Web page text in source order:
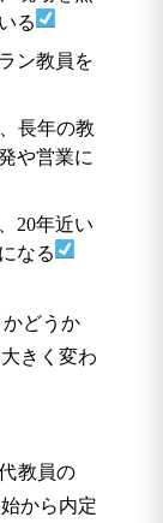
る
ン教員を
長年の教
や営業に
20年近い
なる
どうか
きく変わ
教員の
から内定